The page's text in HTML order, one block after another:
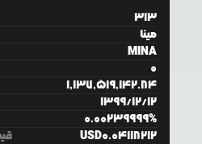
313
مینا
MINA
0
1,137,519,142.84
1399/12/12
0.00239999%
USD0.04118212